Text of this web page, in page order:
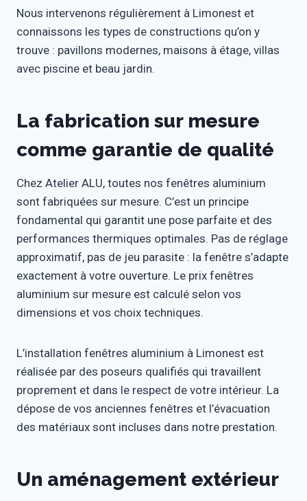
Nous intervenons régulièrement à Limonest et
connaissons les types de constructions qu’on y
trouve : pavillons modernes, maisons à étage, villas
avec piscine et beau jardin.
La fabrication sur mesure
comme garantie de qualité
Chez Atelier ALU, toutes nos fenêtres aluminium
sont fabriquées sur mesure. C’est un principe
fondamental qui garantit une pose parfaite et des
performances thermiques optimales. Pas de réglage
approximatif, pas de jeu parasite : la fenêtre s’adapte
exactement à votre ouverture. Le prix fenêtres
aluminium sur mesure est calculé selon vos
dimensions et vos choix techniques.
L’installation fenêtres aluminium à Limonest est
réalisée par des poseurs qualifiés qui travaillent
proprement et dans le respect de votre intérieur. La
dépose de vos anciennes fenêtres et l’évacuation
des matériaux sont incluses dans notre prestation.
Un aménagement extérieur